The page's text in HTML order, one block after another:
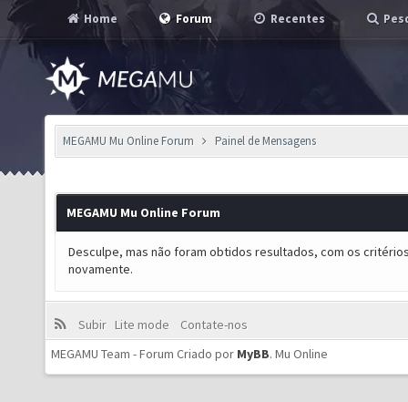
Home Forum Recentes
MEGAMU Mu Online Forum Painel de Mensagens
MEGAMU Mu Online Forum
Desculpe, mas não foram obtidos resultados, com os
novamente.
Subir Lite mode
Contate-nos
MEGAMU Team - Forum Criado por MyBB. Mu Online